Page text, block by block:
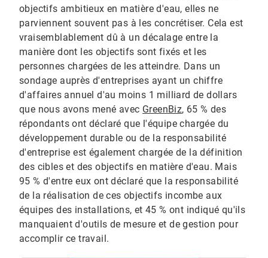
objectifs ambitieux en matière d'eau, elles ne
parviennent souvent pas à les concrétiser.​​​​​​​ Cela est
vraisemblablement dû à un décalage entre la
manière dont les objectifs sont fixés et les
personnes chargées de les atteindre. Dans un
sondage auprès d'entreprises ayant un chiffre
d'affaires annuel d'au moins 1 milliard de dollars
que nous avons mené avec GreenBiz, 65 % des
répondants ont déclaré que l'équipe chargée du
développement durable ou de la responsabilité
d'entreprise est également chargée de la définition
des cibles et des objectifs en matière d'eau. Mais
95 % d'entre eux ont déclaré que la responsabilité
de la réalisation de ces objectifs incombe aux
équipes des installations, et 45 % ont indiqué qu'ils
manquaient d'outils de mesure et de gestion pour
accomplir ce travail.